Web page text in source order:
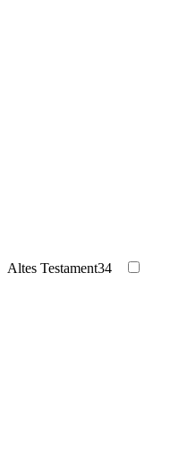
Altes Testament34